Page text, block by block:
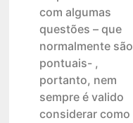
com algumas
questões – que
normalmente são
pontuais- ,
portanto, nem
sempre é valido
considerar como